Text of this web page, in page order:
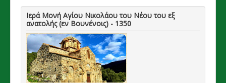
Ιερά Μονή Αγίου Νικολάου του Νέου του εξ
ανατολής (εν Βουνένοις) - 1350